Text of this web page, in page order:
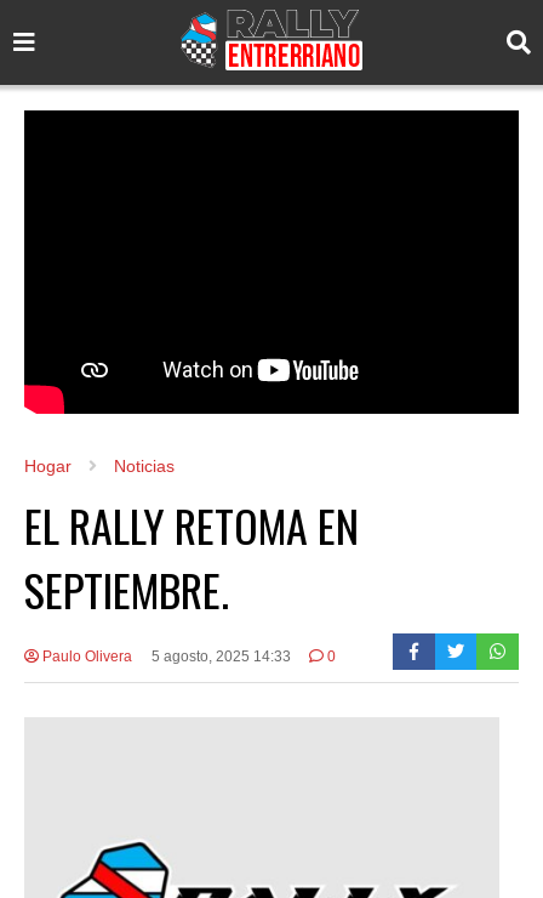
Hogar Noticias
EL RALLY RETOMA EN
SEPTIEMBRE.
Paulo Olivera 5 agosto, 2025 14:33 0